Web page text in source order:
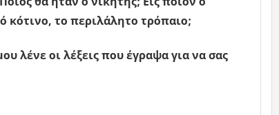
το περιλάλητο τρόπαιο;
λένε οι λέξεις που έγραψα για να σας